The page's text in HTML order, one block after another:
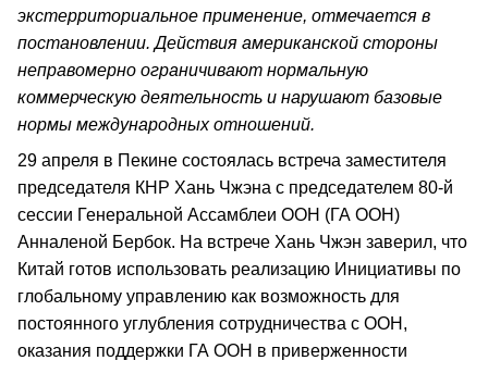
экстерриториальное применение, отмечается в
постановлении. Действия американской стороны
неправомерно ограничивают нормальную
коммерческую деятельность и нарушают базовые
нормы международных отношений.
29 апреля в Пекине состоялась встреча заместителя
председателя КНР Хань Чжэна с председателем 80-й
сессии Генеральной Ассамблеи ООН (ГА ООН)
Анналеной Бербок. На встрече Хань Чжэн заверил, что
Китай готов использовать реализацию Инициативы по
глобальному управлению как возможность для
постоянного углубления сотрудничества с ООН,
оказания поддержки ГА ООН в приверженности